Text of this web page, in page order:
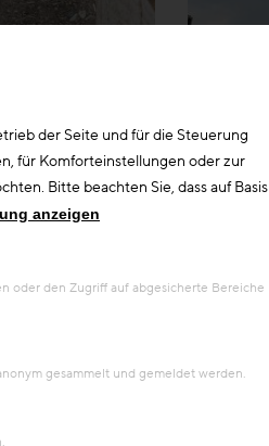
der Seite und für die Steuerung
für Komforteinstellungen oder zur
Bitte beachten Sie, dass auf Basis
anzeigen
oder den Zugriff auf abgesicherte Bereiche
gesammelt und gemeldet werden.